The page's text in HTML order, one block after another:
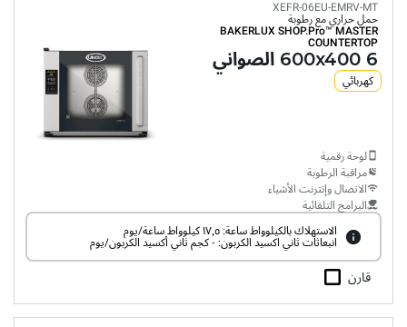
XEFR-06EU-EMRV-MT
حمل حراري مع رطوبة
BAKERLUX SHOP.Pro™ MASTER
COUNTERTOP
6 600x400 الصواني
كهربائي
لوحة رقمية
مراقبة الرطوبة
الاتصال وإنترنت الأشياء
البرامج التلقائية
الاستهلاك بالكيلوواط ساعة: ١٧٫٥ كيلوواط ساعة/يوم
انبعاثات ثاني اكسيد الكربون: ٠ كجم ثاني أكسيد الكربون/يوم
قارن